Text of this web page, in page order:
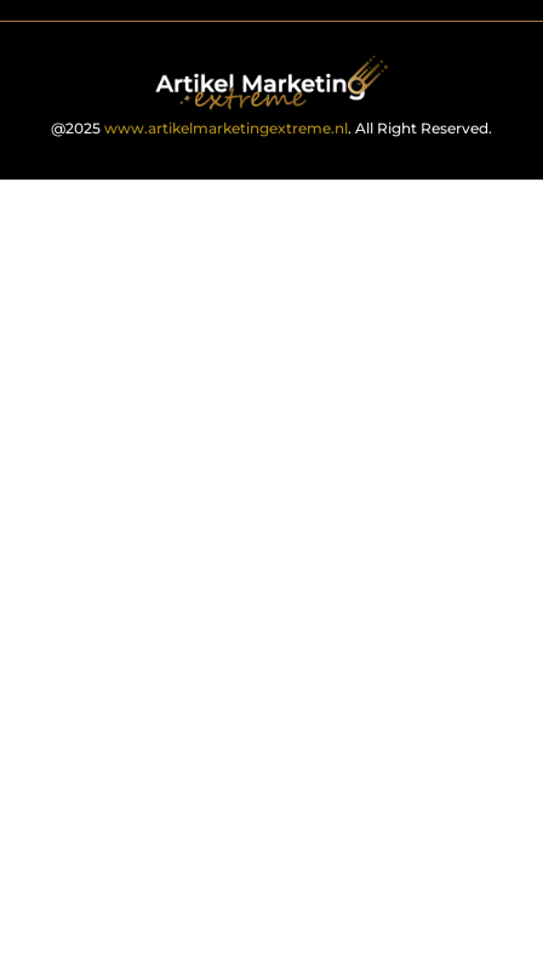
@2025 www.artikelmarketingextreme.nl. All Right Reserved.